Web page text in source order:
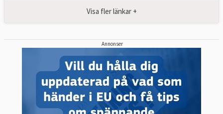
Europaparlamentet, olika intressegrupper,
medlemsländernas regeringar och
rådgivare.
Så tillsätts en ny kommission
Visa fler länkar +
Annonser